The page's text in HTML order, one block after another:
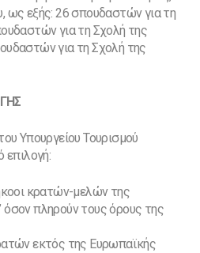
ως εξής: 26 σπουδαστών για τη
για τη Σχολή της
για τη Σχολή της
Υπουργείου Τουρισμού
επιλογή:
κρατών-μελών της
πληρούν τους όρους της
εκτός της Ευρωπαϊκής